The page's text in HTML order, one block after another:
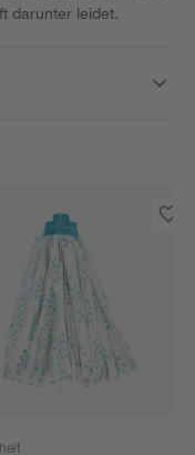
darunter leidet.